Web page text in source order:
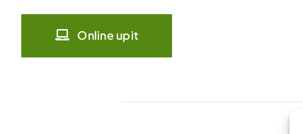
Online upit